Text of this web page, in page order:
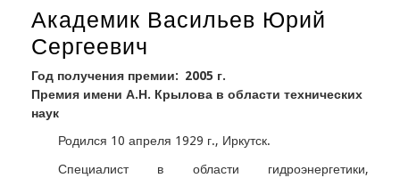
Академик Васильев Юрий
Сергеевич
Год получения премии
2005 г.
Премия имени А.Н. Крылова в области технических
наук
Родился 10 апреля 1929 г., Иркутск.
Специалист в области гидроэнергетики,